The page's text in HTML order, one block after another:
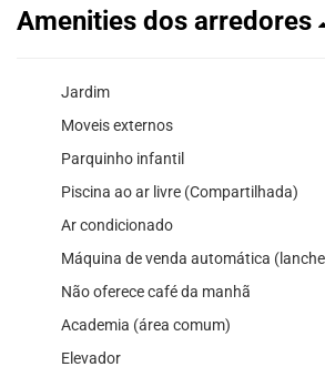
Amenities dos arredores
Jardim
Moveis externos
Parquinho infantil
Piscina ao ar livre (Compartilhada)
Ar condicionado
Máquina de venda automática
Não oferece café da manhã
Academia (área comum)
Elevador